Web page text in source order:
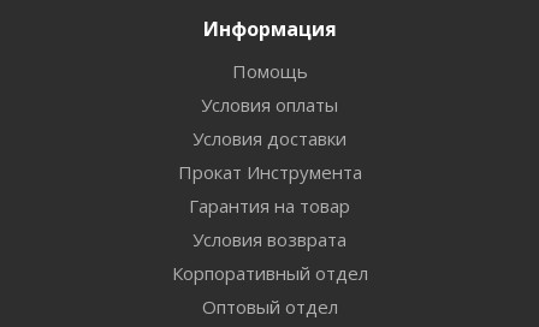
Информация
Помощь
Условия оплаты
Условия доставки
Прокат Инструмента
Гарантия на товар
Условия возврата
Корпоративный отдел
Оптовый отдел